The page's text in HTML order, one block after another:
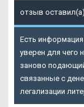
отзыв оставил(а)
Есть
уверен для чего
заново
связанные с
легализации